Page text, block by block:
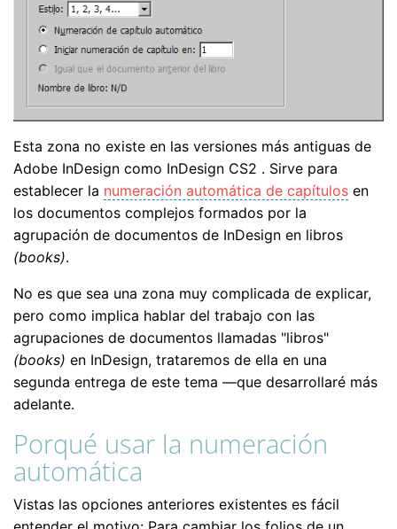
Esta zona no existe en las versiones más antiguas de
Adobe InDesign como InDesign CS2 . Sirve para
establecer la numeración automática de capítulos en
los documentos complejos formados por la
agrupación de documentos de InDesign en libros
(books).
No es que sea una zona muy complicada de explicar,
pero como implica hablar del trabajo con las
agrupaciones de documentos llamadas "libros"
(books) en InDesign, trataremos de ella en una
segunda entrega de este tema —que desarrollaré más
adelante.
Porqué usar la numeración
automática
Vistas las opciones anteriores existentes es fácil